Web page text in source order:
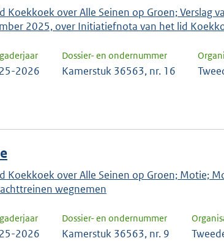
over Alle Seinen op Groen; Verslag
2025, over Initiatiefnota van het lid
2026
Dossier- en ondernummer
Kamerstuk 36563, nr. 16
over Alle Seinen op Groen; Motie;
wegnemen
2026
Dossier- en ondernummer
Kamerstuk 36563, nr. 9